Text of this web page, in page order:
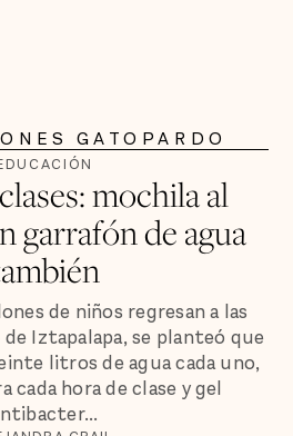
GATOPARDO
mochila al
garrafón de agua
de niños regresan a las
Iztapalapa, se planteó que
litros de agua cada uno,
cada hora de clase y gel